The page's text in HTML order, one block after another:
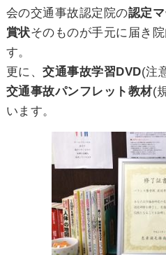
会の交通事故認定院の認定
賞状そのものが手元に届き
す。
更に、交通事故学習DVD(注
交通事故パンフレット教材(
います。